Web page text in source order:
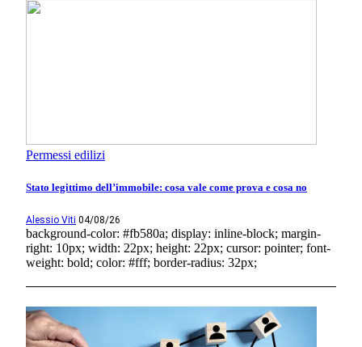
Permessi edilizi
Stato legittimo dell’immobile: cosa vale come prova e cosa no
Alessio Viti 04/08/26
background-color: #fb580a; display: inline-block; margin-
right: 10px; width: 22px; height: 22px; cursor: pointer; font-
weight: bold; color: #fff; border-radius: 32px;